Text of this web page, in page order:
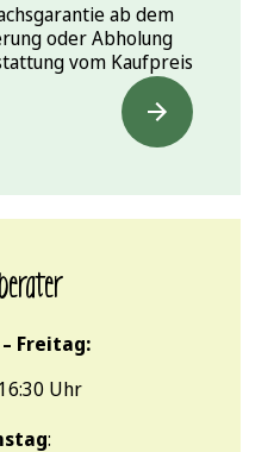
ab dem
oder Abholung
vom Kaufpreis
Freitag:
Uhr
: